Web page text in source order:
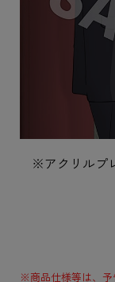
※アクリルプ
※商品仕様等は、予